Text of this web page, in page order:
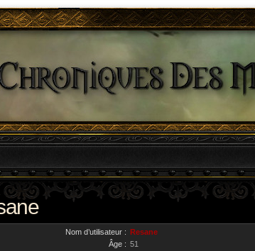
Nom d’utilisateur : Resane
Âge : 51